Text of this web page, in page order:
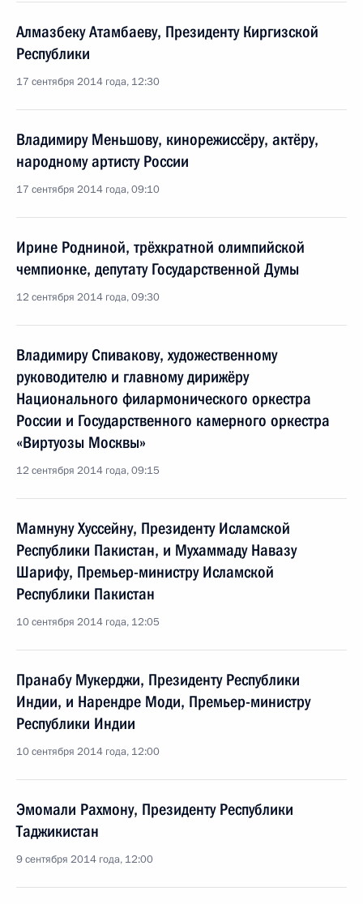
Алмазбеку Атамбаеву, Президенту Киргизской
Республики
17 сентября 2014 года, 12:30
Владимиру Меньшову, кинорежиссёру, актёру,
народному артисту России
17 сентября 2014 года, 09:10
Ирине Родниной, трёхкратной олимпийской
чемпионке, депутату Государственной Думы
12 сентября 2014 года, 09:30
Владимиру Спивакову, художественному
руководителю и главному дирижёру
Национального филармонического оркестра
России и Государственного камерного оркестра
«Виртуозы Москвы»
12 сентября 2014 года, 09:15
Мамнуну Хуссейну, Президенту Исламской
Республики Пакистан, и Мухаммаду Навазу
Шарифу, Премьер-министру Исламской
Республики Пакистан
10 сентября 2014 года, 12:05
Пранабу Мукерджи, Президенту Республики
Индии, и Нарендре Моди, Премьер-министру
Республики Индии
10 сентября 2014 года, 12:00
Эмомали Рахмону, Президенту Республики
Таджикистан
9 сентября 2014 года, 12:00